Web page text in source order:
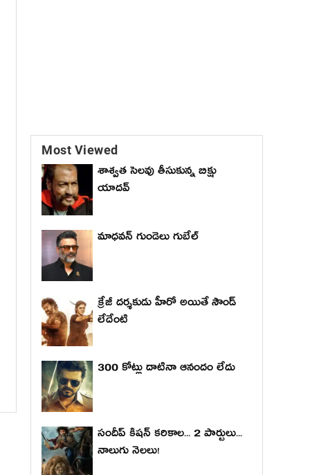
Most Viewed
శాశ్వత సెలవు తీసుకున్న బిక్షు
యాదవ్
మాధ‌వ‌న్ గుండెలు గుబేల్‌
క్రేజీ దర్శకుడు హీరో అయితే సౌండ్
లేదేంటి
300 కోట్లు దాటినా ఆనందం లేదు
సందీప్ కిషన్ కరికాల... 2 పార్టులు...
నాలుగు నెలలు!